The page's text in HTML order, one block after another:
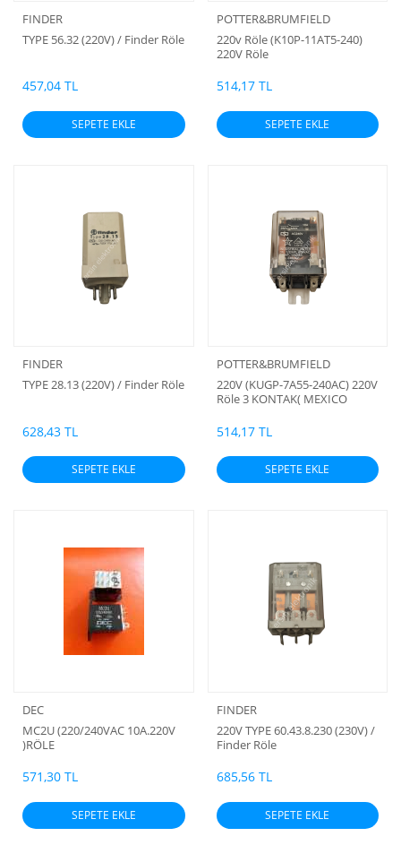
FINDER
TYPE 56.32 (220V) / Finder Röle
457,04 TL
SEPETE EKLE
POTTER&BRUMFIELD
220v Röle (K10P-11AT5-240)
220V Röle
514,17 TL
SEPETE EKLE
FINDER
TYPE 28.13 (220V) / Finder Röle
628,43 TL
SEPETE EKLE
POTTER&BRUMFIELD
220V (KUGP-7A55-240AC) 220V
Röle 3 KONTAK( MEXICO
514,17 TL
SEPETE EKLE
DEC
MC2U (220/240VAC 10A.220V
)RÖLE
571,30 TL
SEPETE EKLE
FINDER
220V TYPE 60.43.8.230 (230V) /
Finder Röle
685,56 TL
SEPETE EKLE